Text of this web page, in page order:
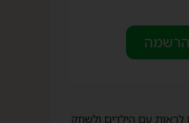
לראות עם הילדים ולשחק